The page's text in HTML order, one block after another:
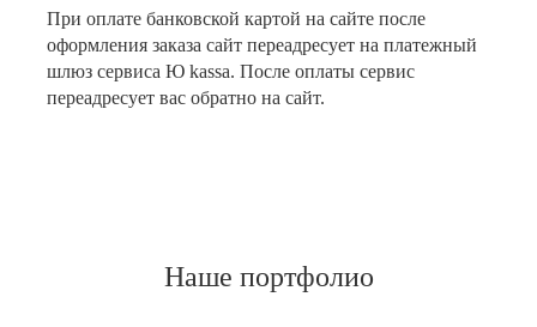
При оплате банковской картой на сайте после
оформления заказа сайт переадресует на платежный
шлюз сервиса Ю kassa. После оплаты сервис
переадресует вас обратно на сайт.
Наше портфолио